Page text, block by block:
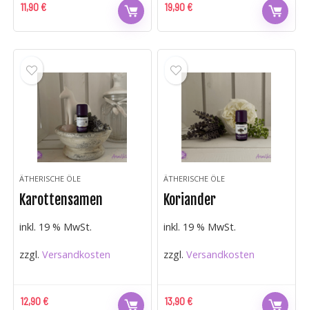
11,90€ 19,90€
ÄTHERISCHE ÖLE
Karottensamen
12,90€
inkl. 19 % MwSt.
zzgl.Versandkosten
ÄTHERISCHE ÖLE
Koriander
13,90€
inkl. 19 % MwSt.
zzgl.Versandkosten